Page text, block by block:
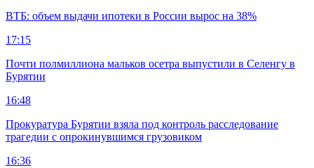
ВТБ: объем выдачи ипотеки в России вырос на 38%
17:15
Почти полмиллиона мальков осетра выпустили в Селенгу в
Бурятии
16:48
Прокуратура Бурятии взяла под контроль расследование
трагедии с опрокинувшимся грузовиком
16:36